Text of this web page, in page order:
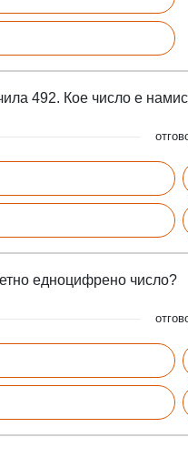
492. Кое число е
едноцифрено число?